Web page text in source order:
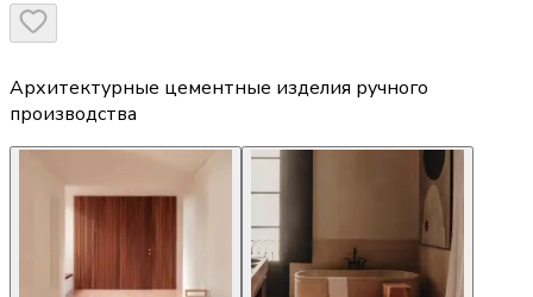
Архитектурные цементные изделия ручного
производства